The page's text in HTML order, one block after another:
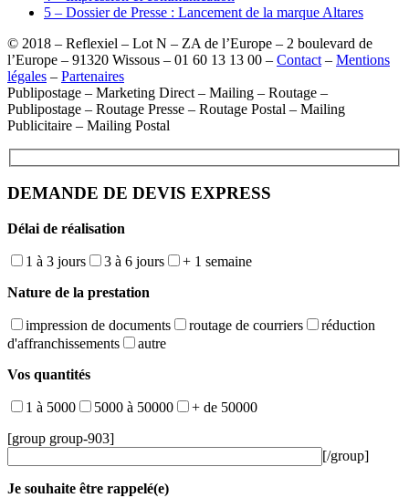
5 – Dossier de Presse : Lancement de la marque Altares
© 2018 – Reflexiel – Lot N – ZA de l’Europe – 2 boulevard de
l’Europe – 91320 Wissous – 01 60 13 13 00 – Contact – Mentions
légales – Partenaires
Publipostage – Marketing Direct – Mailing – Routage –
Publipostage – Routage Presse – Routage Postal – Mailing
Publicitaire – Mailing Postal
DEMANDE DE DEVIS EXPRESS
Délai de réalisation
1 à 3 jours 3 à 6 jours
+ 1 semaine
Nature de la prestation
impression de documents routage de courriers
réduction
d'affranchissements
autre
Vos quantités
1 à 5000 5000 à 50000
+ de 50000
[group group-903]
[/group]
Je souhaite être rappelé(e)